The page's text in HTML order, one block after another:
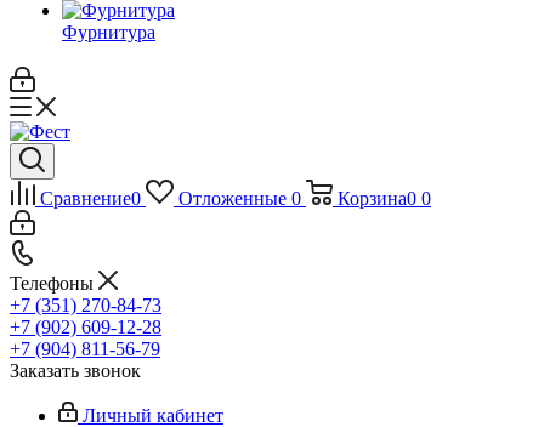
Фурнитура
Сравнение0 Отложенные 0 Корзина0 0
Телефоны
+7 (351) 270-84-73
+7 (902) 609-12-28
+7 (904) 811-56-79
Заказать звонок
Личный кабинет